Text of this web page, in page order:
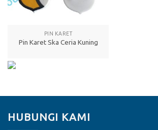
PIN KARET
Pin Karet Ska Ceria Kuning
HUBUNGI KAMI